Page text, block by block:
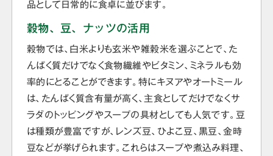
品として日常的に食卓に並びます。
穀物、豆、ナッツの活用
穀物では、白米よりも玄米や雑穀米を選ぶことで、た
んぱく質だけでなく食物繊維やビタミン、ミネラルも効
率的にとることができます。特にキヌアやオートミール
は、たんぱく質含有量が高く、主食としてだけでなくサ
ラダのトッピングやスープの具材としても人気です。豆
は種類が豊富ですが、レンズ豆、ひよこ豆、黒豆、金時
豆などが挙げられます。これらはスープや煮込み料理、